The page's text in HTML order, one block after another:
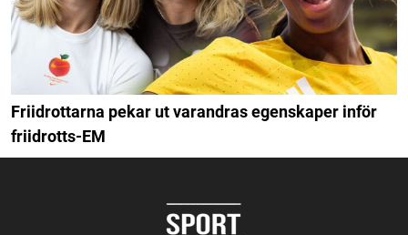
Friidrottarna pekar ut varandras egenskaper inför
friidrotts-EM